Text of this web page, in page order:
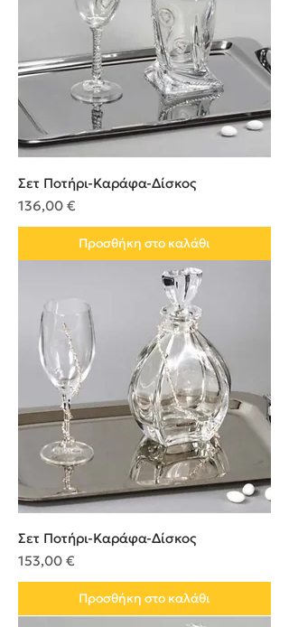
Σετ Ποτήρι-Καράφα-Δίσκος
Τιμή
136,00 €
Προσθήκη στο καλάθι
Σετ Ποτήρι-Καράφα-Δίσκος
Τιμή
153,00 €
Προσθήκη στο καλάθι